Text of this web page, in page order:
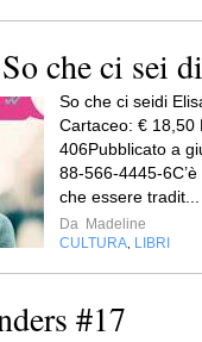
che ci sei
So che ci seidi
Cartaceo: € 18,50
406Pubblicato a
88-566-4445-
che essere tradit...
Da Madeline
CULTURA LIBRI
#17